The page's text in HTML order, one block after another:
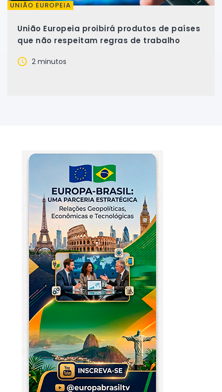
UNIÃO EUROPEIA
União Europeia proibirá produtos de países
que não respeitam regras de trabalho
2 minutos